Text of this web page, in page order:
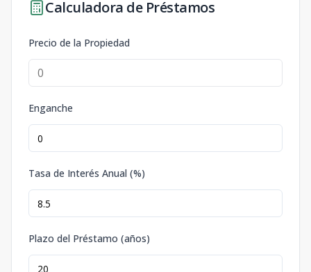
Calculadora de Préstamos
Precio de la Propiedad
Enganche
Tasa de Interés Anual (%)
Plazo del Préstamo (años)